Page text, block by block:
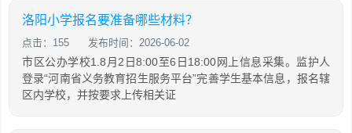
洛阳小学报名要准备哪些材料？
点击：155 发布时间：2026-06-02
市区公办学校1.8月2日8:00至6日18:00网上信息采集。监护人
登录“河南省义务教育招生服务平台”完善学生基本信息，报名辖
区内学校，并按要求上传相关证